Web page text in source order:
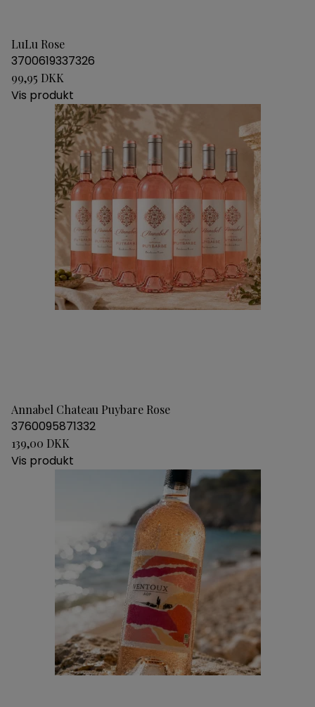
LuLu Rose
3700619337326
99,95 DKK
Vis produkt
Annabel Chateau Puybare Rose
3760095871332
139,00 DKK
Vis produkt